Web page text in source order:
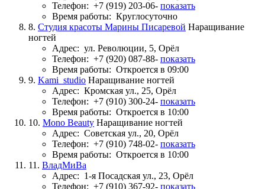
Телефон: +7 (919) 203-06- показать
Время работы: Круглосуточно
8. Студия красоты Марины Писаревой Наращивание
ногтей
Адрес: ул. Революции, 5, Орёл
Телефон: +7 (920) 087-88- показать
Время работы: Откроется в 09:00
9. Kami_studio Наращивание ногтей
Адрес: Кромская ул., 25, Орёл
Телефон: +7 (910) 300-24- показать
Время работы: Откроется в 10:00
10. Mono Beauty Наращивание ногтей
Адрес: Советская ул., 20, Орёл
Телефон: +7 (910) 748-02- показать
Время работы: Откроется в 10:00
11. ВладМиВа
Адрес: 1-я Посадская ул., 23, Орёл
Телефон: +7 (910) 367-92- показать